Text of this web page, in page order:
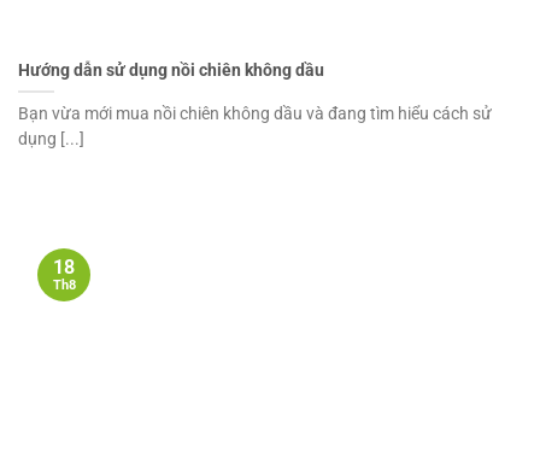
Hướng dẫn sử dụng nồi chiên không dầu
Bạn vừa mới mua nồi chiên không dầu và đang tìm hiểu cách sử
dụng [...]
18
Th8